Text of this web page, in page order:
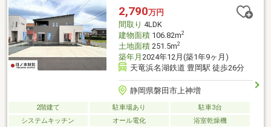
ローンのご不安な方もお気軽にご相談ください♪未公開物件情報も
多数ご用意しております♪■□■□■□■□■□■□■□■□■□■□■□■
2,790万円
間取り 4LDK
建物面積106.82m2
土地面積251.5m2
築年月 2024年12月(築1年9ヶ月)
天竜浜名湖鉄道 豊岡駅 徒歩26分
静岡県磐田市上神増
2階建て 駐車場あり
駐車3台
システムキッチン
オール電化 浴室乾燥機